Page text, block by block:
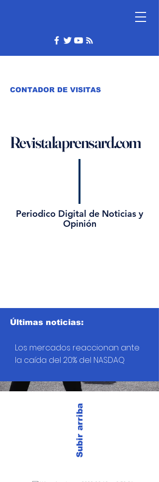
CONTADOR DE VISITAS
Revistalaprensard.com
Periodico Digital de Noticias y
Opinión
Subir arriba
Últimas noticias:
Los mercados reaccionan ante
la caída del 20% del NASDAQ